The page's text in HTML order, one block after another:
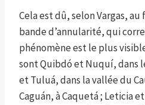
Cela est dû, selon Vargas,
bande d’annularité, qui
phénomène est le plus
sont Quibdó et Nuquí, dans
et Tuluá, dans la vallée du
Caguán, à Caquetá ; Leticia